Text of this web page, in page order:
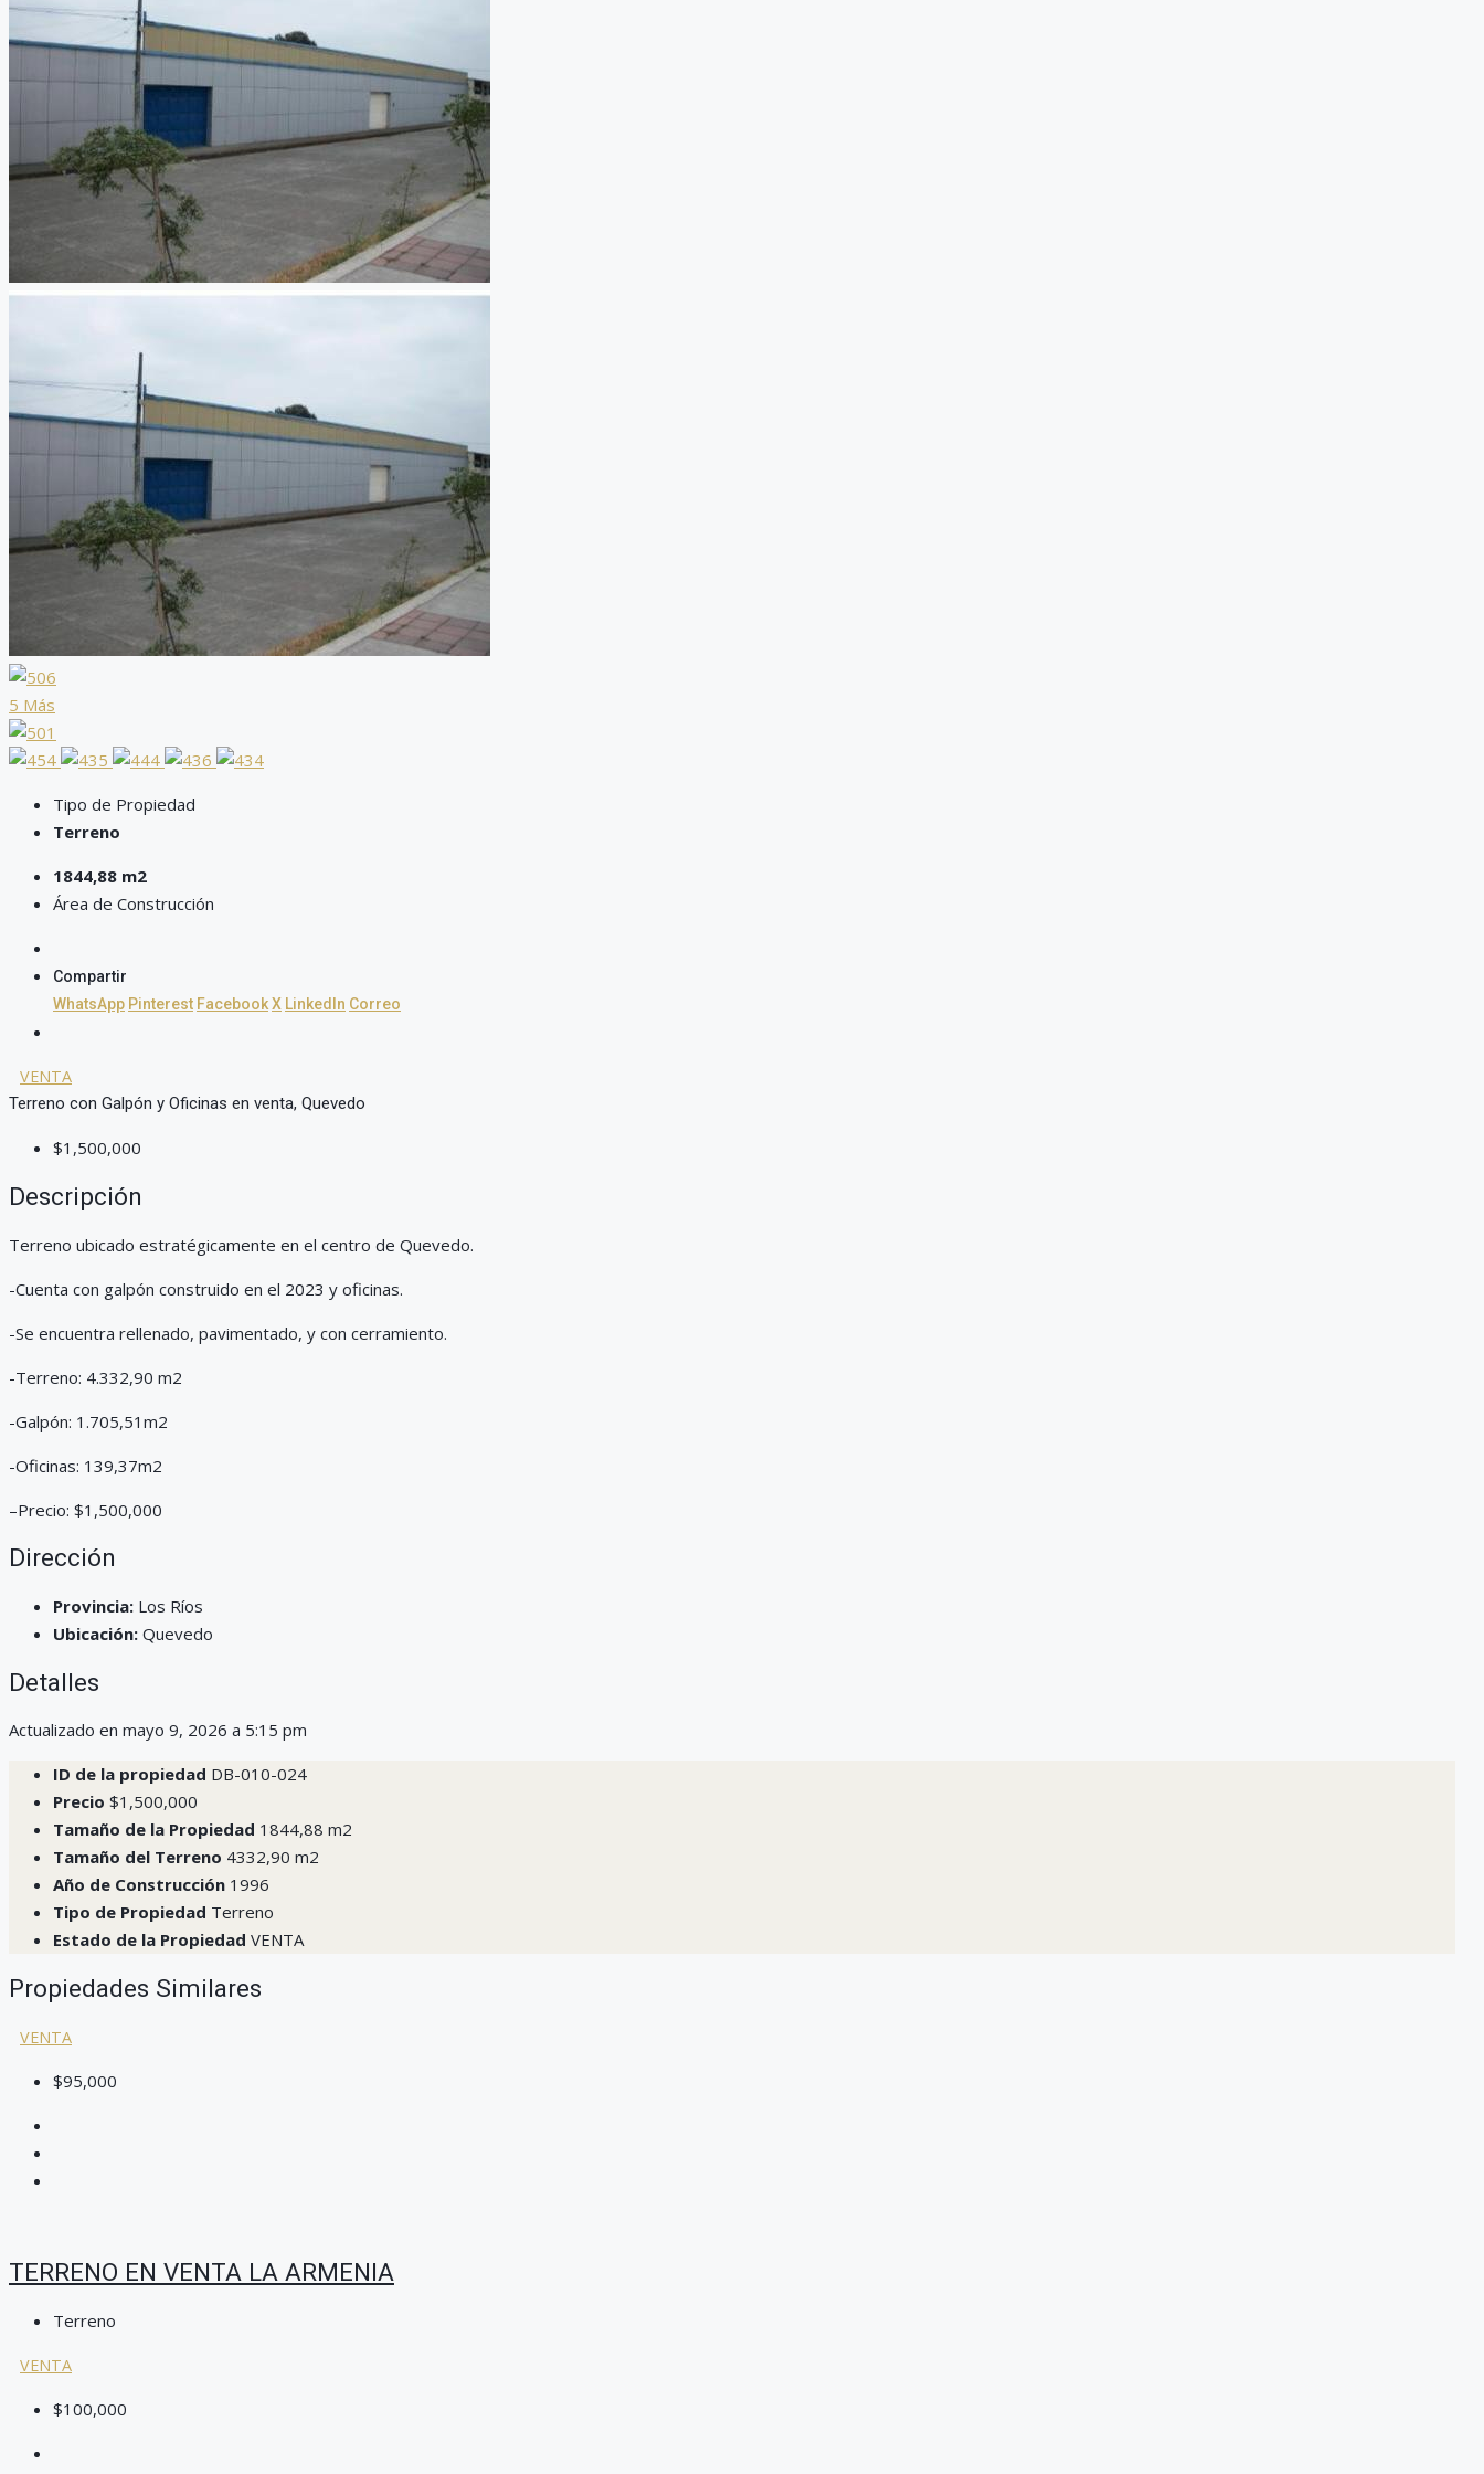
5 Más
Tipo de Propiedad
Terreno
1844,88 m2
Área de Construcción
Compartir
WhatsApp Pinterest FacebookX LinkedIn Correo
VENTA
Terreno con Galpón y Oficinas en venta, Quevedo
$1,500,000
Descripción
Terreno ubicado estratégicamente en el centro de Quevedo.
-Cuenta con galpón construido en el 2023 y oficinas.
-Se encuentra rellenado, pavimentado, y con cerramiento.
-Terreno: 4.332,90 m2
-Galpón: 1.705,51m2
-Oficinas: 139,37m2
–Precio: $1,500,000
Dirección
Provincia: Los Ríos
Ubicación: Quevedo
Detalles
Actualizado en mayo 9, 2026 a 5:15 pm
ID de la propiedad DB-010-024
Precio $1,500,000
Tamaño de la Propiedad 1844,88 m2
Tamaño del Terreno 4332,90 m2
Año de Construcción 1996
Tipo de Propiedad Terreno
Estado de la Propiedad VENTA
Propiedades Similares
VENTA
$95,000
TERRENO EN VENTA LA ARMENIA
Terreno
VENTA
$100,000